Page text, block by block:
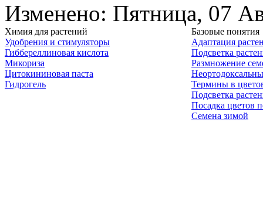
Изменено: Пятница, 07
Химия для растений
Удобрения и стимуляторы
Гиббереллиновая кислота
Микориза
Цитокининовая паста
Гидрогель
Базовые понятия
Адаптация
Подсветка
Размножение
Термины в
Подсветка
Посадка цветов
Семена зимой